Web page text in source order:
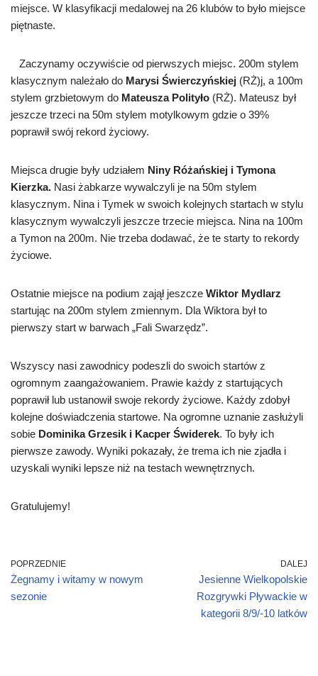
miejsce. W klasyfikacji medalowej na 26 klubów to było miejsce
piętnaste.
Zaczynamy oczywiście od pierwszych miejsc. 200m stylem
klasycznym należało do Marysi Świerczyńskiej (RŻ)j, a 100m
stylem grzbietowym do Mateusza Polityło (RŻ). Mateusz był
jeszcze trzeci na 50m stylem motylkowym gdzie o 39%
poprawił swój rekord życiowy.
Miejsca drugie były udziałem Niny Różańskiej i Tymona
Kierzka. Nasi żabkarze wywalczyli je na 50m stylem
klasycznym. Nina i Tymek w swoich kolejnych startach w stylu
klasycznym wywalczyli jeszcze trzecie miejsca. Nina na 100m
a Tymon na 200m. Nie trzeba dodawać, że te starty to rekordy
życiowe.
Ostatnie miejsce na podium zajął jeszcze Wiktor Mydlarz
startując na 200m stylem zmiennym. Dla Wiktora był to
pierwszy start w barwach „Fali Swarzędz”.
Wszyscy nasi zawodnicy podeszli do swoich startów z
ogromnym zaangażowaniem. Prawie każdy z startujących
poprawił lub ustanowił swoje rekordy życiowe. Każdy zdobył
kolejne doświadczenia startowe. Na ogromne uznanie zasłużyli
sobie Dominika Grzesik i Kacper Świderek. To były ich
pierwsze zawody. Wyniki pokazały, że trema ich nie zjadła i
uzyskali wyniki lepsze niż na testach wewnętrznych.
Gratulujemy!
POPRZEDNIE
Żegnamy i witamy w nowym
sezonie
DALEJ
Jesienne Wielkopolskie
Rozgrywki Pływackie w
kategorii 8/9/-10 latków